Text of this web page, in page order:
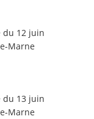
du 12 juin
Marne
du 13 juin
Marne